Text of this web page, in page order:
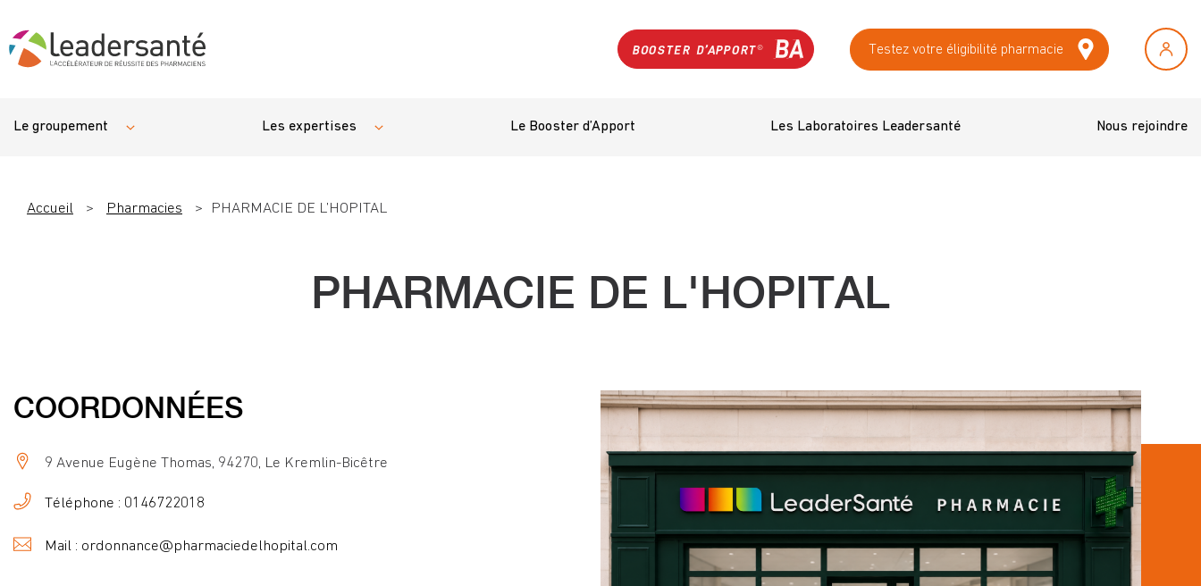
Testez votre éligibilité pharmacie
Le groupement Les expertises Le Booster d’Apport Les Laboratoires Leadersanté Nous rejoindre
Accueil > Pharmacies > PHARMACIE DE L’HOPITAL
PHARMACIE DE L'HOPITAL
COORDONNÉES
9 Avenue Eugène Thomas, 94270, Le Kremlin-Bicêtre
Téléphone : 0146722018
Mail : ordonnance@pharmaciedelhopital.com